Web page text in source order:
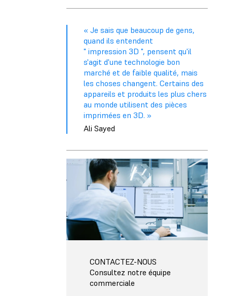
« Je sais que beaucoup de gens,
quand ils entendent
" impression 3D ", pensent qu'il
s'agit d'une technologie bon
marché et de faible qualité, mais
les choses changent. Certains des
appareils et produits les plus chers
au monde utilisent des pièces
imprimées en 3D. »
Ali Sayed
CONTACTEZ-NOUS
Consultez notre équipe
commerciale